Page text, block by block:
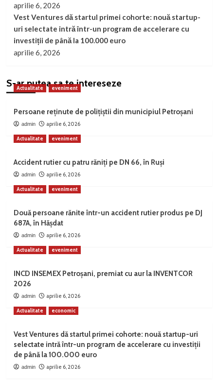
aprilie 6, 2026
Vest Ventures dă startul primei cohorte: nouă startup-
uri selectate intră într-un program de accelerare cu
investiții de până la 100.000 euro
aprilie 6, 2026
S-ar putea sa te intereseze
Actualitate eveniment
Persoane reținute de polițiștii din municipiul Petroșani
admin aprilie 6, 2026
Actualitate eveniment
Accident rutier cu patru răniți pe DN 66, în Ruși
admin aprilie 6, 2026
Actualitate eveniment
Două persoane rănite într-un accident rutier produs pe DJ
687A, în Hășdat
admin aprilie 6, 2026
Actualitate eveniment
INCD INSEMEX Petroșani, premiat cu aur la INVENTCOR
2026
admin aprilie 6, 2026
Actualitate economic
Vest Ventures dă startul primei cohorte: nouă startup-uri
selectate intră într-un program de accelerare cu investiții
de până la 100.000 euro
admin aprilie 6, 2026